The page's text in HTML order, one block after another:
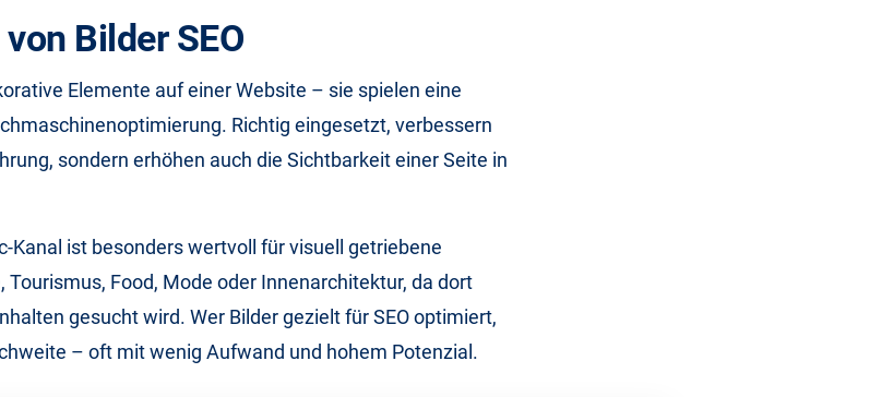
Bilder SEO
Elemente auf einer Website – sie spielen eine
Richtig eingesetzt, verbessern
sondern erhöhen auch die Sichtbarkeit einer Seite in
Kanal ist besonders wertvoll für visuell getriebene
Tourismus, Food, Mode oder Innenarchitektur, da dort
gesucht wird. Wer Bilder gezielt für SEO optimiert,
– oft mit wenig Aufwand und hohem Potenzial.